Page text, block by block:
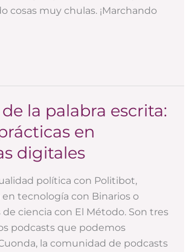
cosas muy chulas. ¡Marchando
la palabra escrita:
en
digitales
política con Politibot,
en tecnología con Binarios o
ciencia con El Método. Son tres
podcasts que podemos
la comunidad de podcasts